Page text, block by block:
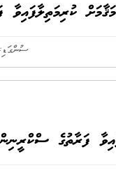
ސުންގަޑި: 27 ޖުލައި
ފަރާތުގެ